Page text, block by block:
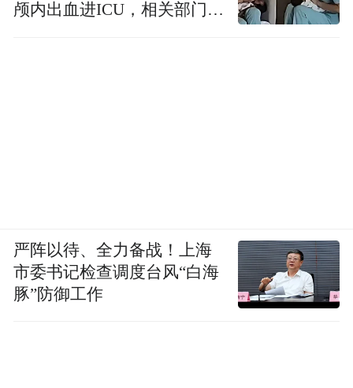
颅内出血进ICU，相关部门已
严阵以待、全力备战！上海
市委书记检查调度台风“白海
豚”防御工作